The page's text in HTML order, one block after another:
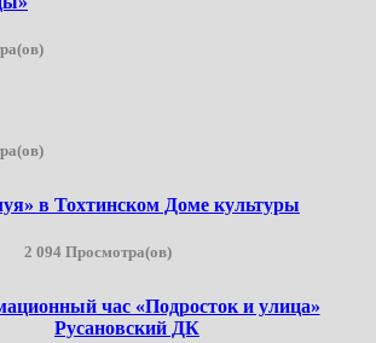
в Тохтинском Доме культуры
2 094 Просмотра(ов)
час «Подросток и улица»
Русановский ДК